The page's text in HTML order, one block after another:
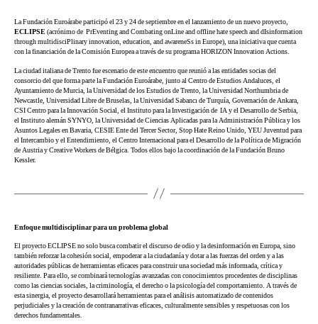
La Fundación Euroárabe participó el 23 y 24 de septiembre en el lanzamiento de un nuevo proyecto,
ECLIPSE(acrónimo de PrEventing and Combating onLine and offline hate speech and dIsinformation
through multidisciPlinary innovation, education, and awareneSs in Europe), una iniciativa que cuenta
con la financiación de la Comisión Europea a través de su programa HORIZON Innovation Actions.
La ciudad italiana de Trento fue escenario de este encuentro que reunió a las entidades socias del
consorcio del que forma parte la Fundación Euroárabe, junto al Centro de Estudios Andaluces, el
Ayuntamiento de Murcia, la Universidad de los Estudios de Trento, la Universidad Northumbria de
Newcastle, Universidad Libre de Bruselas, la Universidad Sabancı de Turquía, Governación de Ankara,
CSI Centro para la Innovación Social, el Instituto para la Investigación de IA y el Desarrollo de Serbia,
el Instituto alemán SYNYO, la Universidad de Ciencias Aplicadas para la Administración Pública y los
Asuntos Legales en Bavaria, CESIE Ente del Tercer Sector, Stop Hate Reino Unido, YEU Juventud para
el Intercambio y el Entendimiento, el Centro Internacional para el Desarrollo de la Política de Migración
de Austria y Creative Workers de Bélgica. Todos ellos bajo la coordinación de la Fundación Bruno
Kessler.
Enfoque multidisciplinar para un problema global
El proyecto ECLIPSE no solo busca combatir el discurso de odio y la desinformación en Europa, sino
también reforzar la cohesión social, empoderar a la ciudadanía y dotar a las fuerzas del orden y a las
autoridades públicas de herramientas eficaces para construir una sociedad más informada, crítica y
resiliente. Para ello, se combinará tecnologías avanzadas con conocimientos procedentes de disciplinas
como las ciencias sociales, la criminología, el derecho o la psicología del comportamiento. A través de
esta sinergia, el proyecto desarrollará herramientas para el análisis automatizado de contenidos
perjudiciales y la creación de contranarrativas eficaces, culturalmente sensibles y respetuosas con los
derechos fundamentales.